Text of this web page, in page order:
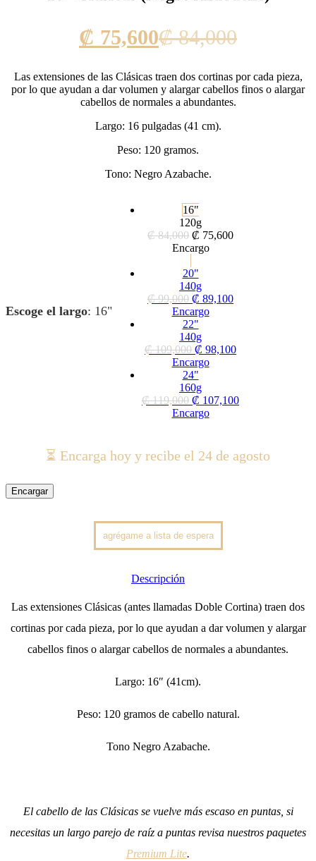
₡ 75,600Current
is:
₡ 75,600.
₡84,000Original
was:
Las extensiones de las Clásicas traen dos cortinas por cada pieza,
por lo que ayudan a dar volumen y alargar cabellos finos o alargar
cabellos de normales a abundantes.
Largo: 16 pulgadas (41 cm).
Peso: 120 gramos.
Tono: Negro Azabache.
Escoge el largo: 16"
16"
120g
₡84,000 ₡ 75,600
Encargo
20"
140g
₡99,000 ₡ 89,100
Encargo
22"
140g
₡109,000 ₡ 98,100
Encargo
24"
160g
₡119,000 ₡ 107,100
Encargo
⏳ Encarga hoy y recibe el 24 de agosto
Encargar
Descripción
Las extensiones Clásicas (antes llamadas Doble Cortina) traen dos
cortinas por cada pieza, por lo que ayudan a dar volumen y alargar
cabellos finos o alargar cabellos de normales a abundantes.
Largo: 16″ (41cm).
Peso: 120 gramos de cabello natural.
Tono Negro Azabache.
El cabello de las Clásicas se vuelve más escaso en puntas, si
necesitas un largo parejo de raíz a puntas revisa nuestros paquetes
Premium Lite.